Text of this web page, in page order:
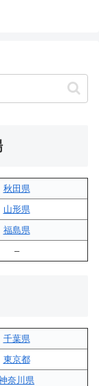
秋田県
山形県
福島県
–
千葉県
東京都
奈川県